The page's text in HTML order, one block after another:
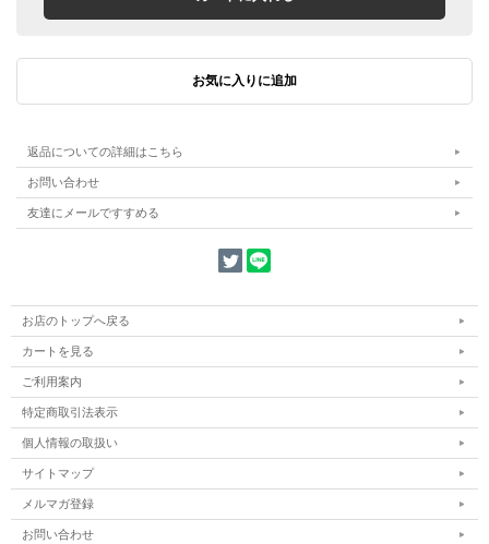
返品についての詳細はこちら
お問い合わせ
友達にメールですすめる
お店のトップへ戻る
カートを見る
ご利用案内
特定商取引法表示
個人情報の取扱い
サイトマップ
メルマガ登録
お問い合わせ